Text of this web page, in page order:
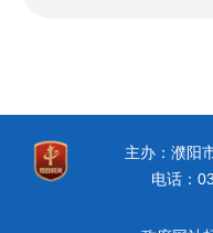
主办：濮阳
电话：